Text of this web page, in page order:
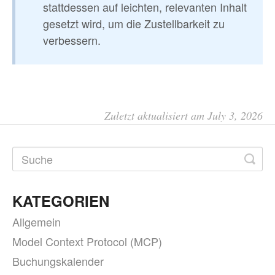
stattdessen auf leichten, relevanten Inhalt
gesetzt wird, um die Zustellbarkeit zu
verbessern.
Zuletzt aktualisiert am July 3, 2026
KATEGORIEN
Allgemein
Model Context Protocol (MCP)
Buchungskalender